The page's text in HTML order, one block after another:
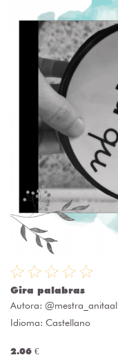
Gira palabras
Autora: @mestra_anitaal
Idioma: Castellano
2.06 €